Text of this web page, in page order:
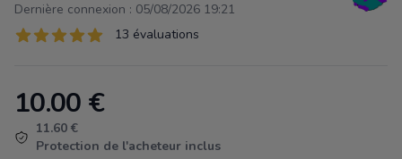
Dernière connexion : 05/08/2026 19:21
Évaluations
13 sur 5 étoiles 13 évaluations
Product information
10.00 €
11.60 €
Protection de l'acheteur inclus